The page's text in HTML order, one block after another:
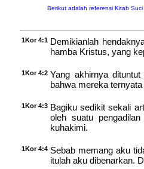
Berikut adalah referensi Kitab
1Kor 4:1 Demikianlah
hamba Kristus, yang
1Kor 4:2 Yang akhirnya
bahwa mereka
1Kor 4:3 Bagiku sedikit sekali
oleh suatu
kuhakimi.
1Kor 4:4 Sebab memang aku
itulah aku dibenarkan.